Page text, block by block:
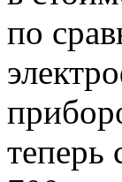
по
теперь